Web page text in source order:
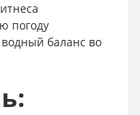
погоду
баланс во